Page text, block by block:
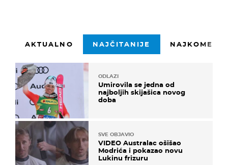
AKTUALNO NAJČITANIJE
ODLAZI
Umirovila se jedna od
najboljih skijašica novog
doba
SVE OBJAVIO
VIDEO Australac ošišao
Modrića i pokazao novu
Lukinu frizuru